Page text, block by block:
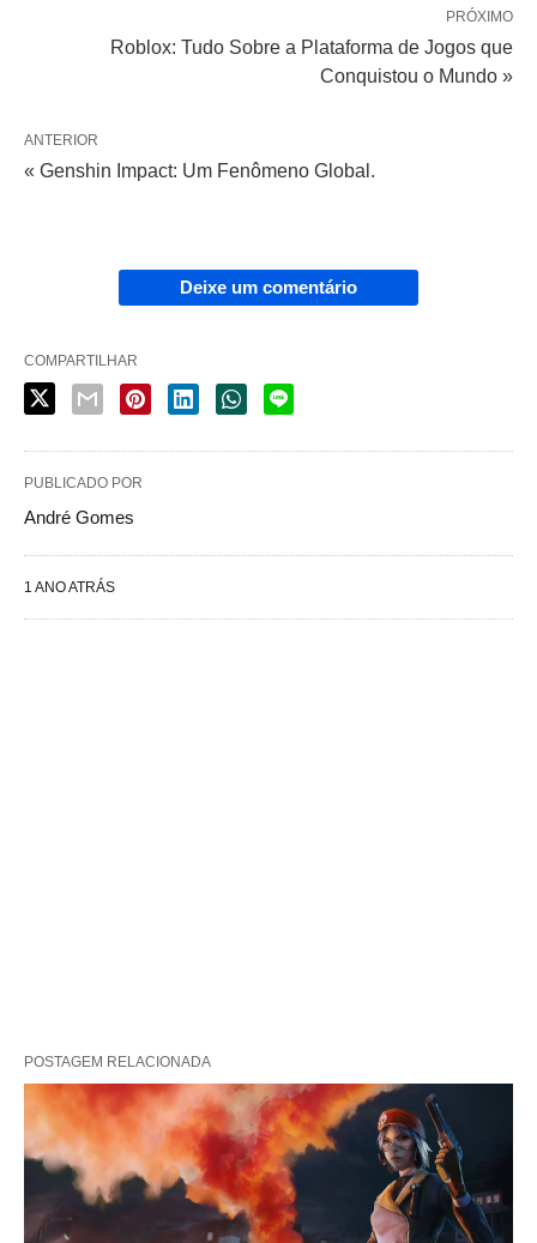
PRÓXIMO
Roblox: Tudo Sobre a Plataforma de Jogos que
Conquistou o Mundo »
ANTERIOR
« Genshin Impact: Um Fenômeno Global.
Deixe um comentário
COMPARTILHAR
PUBLICADO POR
André Gomes
1 ANO ATRÁS
POSTAGEM RELACIONADA